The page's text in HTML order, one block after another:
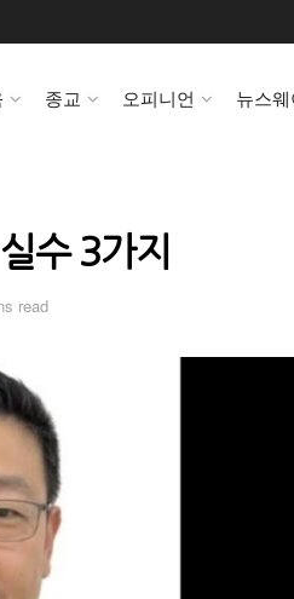
종교 오피니언 뉴스
수 3가지
read